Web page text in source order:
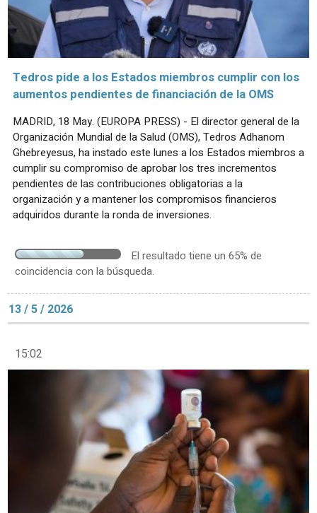
Tedros pide a los Estados miembros cumplir con los
aumentos pendientes de financiación de la OMS
MADRID, 18 May. (EUROPA PRESS) - El director general de la
Organización Mundial de la Salud (OMS), Tedros Adhanom
Ghebreyesus, ha instado este lunes a los Estados miembros a
cumplir su compromiso de aprobar los tres incrementos
pendientes de las contribuciones obligatorias a la
organización y a mantener los compromisos financieros
adquiridos durante la ronda de inversiones.
El resultado tiene un 65% de
coincidencia con la búsqueda.
13 / 5 / 2026
15:02